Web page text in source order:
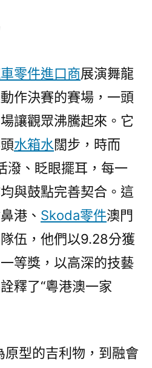
零件進口商展演舞龍
作決賽的賽場，一頭
讓觀眾沸騰起來。它
水箱水闊步，時而
潑、眨眼擺耳，每一
與鼓點完善契合。這
港、 Skoda零件澳門
伍，他們以9.28分獲
等獎，以高深的技藝
釋了“粵港澳一家
原型的吉利物，到融會